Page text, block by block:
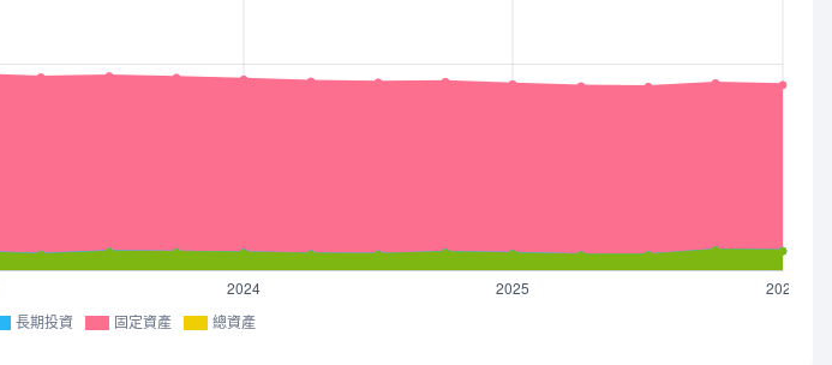
長期投資 固定資產 總資產